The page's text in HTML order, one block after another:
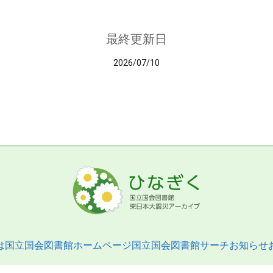
最終更新日
2026/07/10
国立国会図書館ホームページ国立国会図書館サーチお知らせ